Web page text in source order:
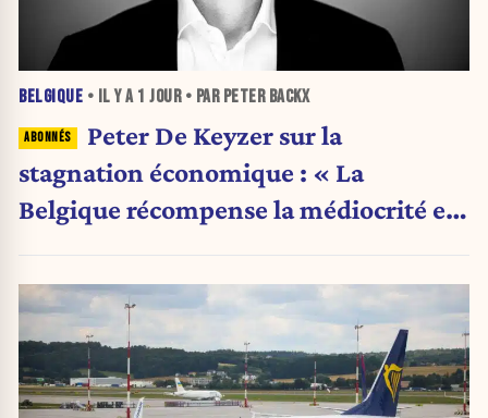
BELGIQUE • IL Y A 1 JOUR• PAR PETER BACKX
Peter De Keyzer sur la
stagnation économique : « La
Belgique récompense la médiocrité et